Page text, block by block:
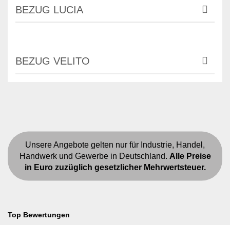
BEZUG LUCIA
BEZUG VELITO
Unsere Angebote gelten nur für Industrie, Handel,
Handwerk und Gewerbe in Deutschland. Alle Preise
in Euro zuzüglich gesetzlicher Mehrwertsteuer.
Top Bewertungen